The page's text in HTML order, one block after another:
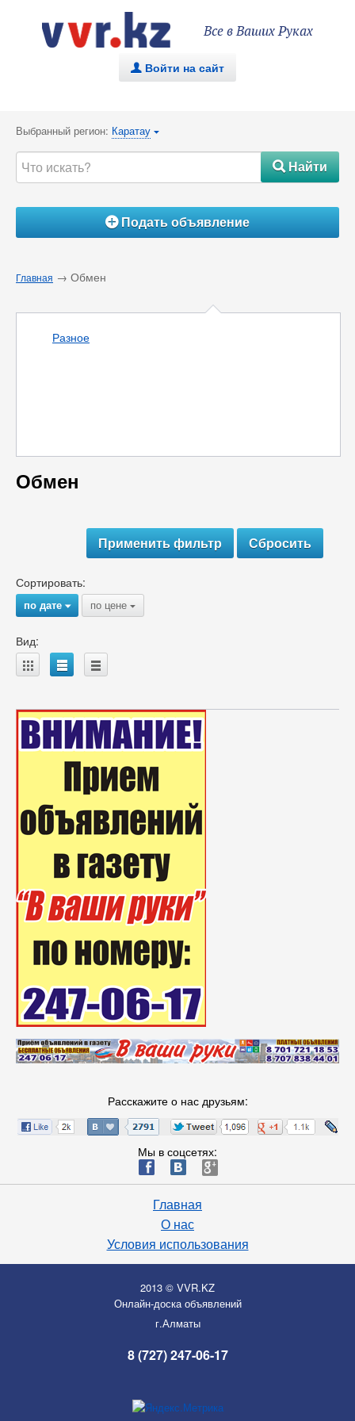
Все в Ваших Руках
. Войти на сайт
Выбранный регион: Каратау {
#Найти
ÁПодать объявление
Главная → Обмен
Разное
Обмен
Сортировать:
по дате{ по цене {
Вид:
A B C
Расскажите о нас друзьям:
Мы в соцсетях:
ä æ è
Главная
О нас
Условия использования
2013 © VVR.KZ
Онлайн-доска объявлений
г.Алматы
8 (727) 247-06-17